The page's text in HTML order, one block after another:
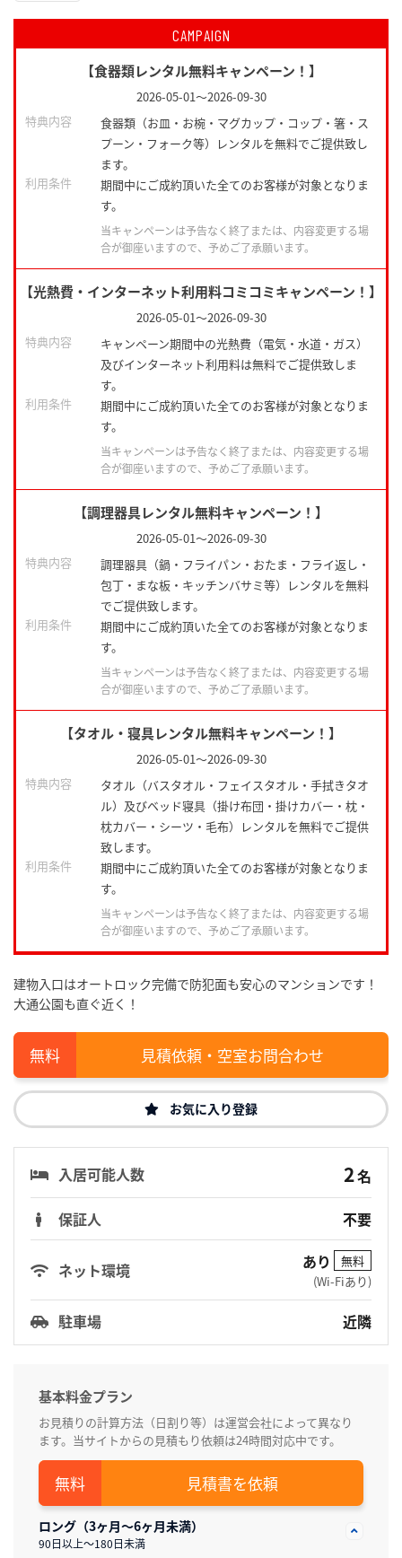
CAMPAIGN
【食器類レンタル無料キャンペーン！】
2026-05-01～2026-09-30
特典内容
食器類（お皿・お椀・マグカップ・コップ・箸・ス
プーン・フォーク等）レンタルを無料でご提供致し
ます。
利用条件
期間中にご成約頂いた全てのお客様が対象となりま
す。
当キャンペーンは予告なく終了または、内容変更する場
合が御座いますので、予めご了承願います。
【光熱費・インターネット利用料コミコミキャンペーン！】
2026-05-01～2026-09-30
特典内容
キャンペーン期間中の光熱費（電気・水道・ガス）
及びインターネット利用料は無料でご提供致しま
す。
利用条件
期間中にご成約頂いた全てのお客様が対象となりま
す。
当キャンペーンは予告なく終了または、内容変更する場
合が御座いますので、予めご了承願います。
【調理器具レンタル無料キャンペーン！】
2026-05-01～2026-09-30
特典内容
調理器具（鍋・フライパン・おたま・フライ返し・
包丁・まな板・キッチンバサミ等）レンタルを無料
でご提供致します。
利用条件
期間中にご成約頂いた全てのお客様が対象となりま
す。
当キャンペーンは予告なく終了または、内容変更する場
合が御座いますので、予めご了承願います。
【タオル・寝具レンタル無料キャンペーン！】
2026-05-01～2026-09-30
特典内容
タオル（バスタオル・フェイスタオル・手拭きタオ
ル）及びベッド寝具（掛け布団・掛けカバー・枕・
枕カバー・シーツ・毛布）レンタルを無料でご提供
致します。
利用条件
期間中にご成約頂いた全てのお客様が対象となりま
す。
当キャンペーンは予告なく終了または、内容変更する場
合が御座いますので、予めご了承願います。
建物入口はオートロック完備で防犯面も安心のマンションです！
大通公園も直ぐ近く！
見積依頼・空室お問合わせ
お気に入り登録
入居可能人数 2名
保証人
不要
ネット環境 あり
無料
(Wi-Fiあり)
駐車場 近隣
基本料金プラン
お見積りの計算方法（日割り等）は運営会社によって異なり
ます。当サイトからの見積もり依頼は24時間対応中です。
見積書を依頼
ロング（3ヶ月～6ヶ月未満）
90日以上～180日未満